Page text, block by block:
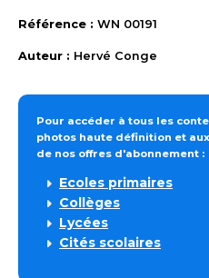
Référence : WN 00191
Auteur : Hervé Conge
Pour accéder à tous les
photos haute définition et
de nos offres d'abonnement :
Ecoles primaires
Collèges
Lycées
Cités scolaires